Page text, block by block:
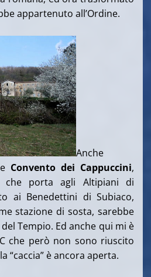
appartenuto all’Ordine.
Anche
Convento dei Cappuccini,
porta agli Altipiani di
ai Benedettini di Subiaco,
stazione di sosta, sarebbe
Tempio. Ed anche qui mi è
che però non sono riuscito
“caccia” è ancora aperta.